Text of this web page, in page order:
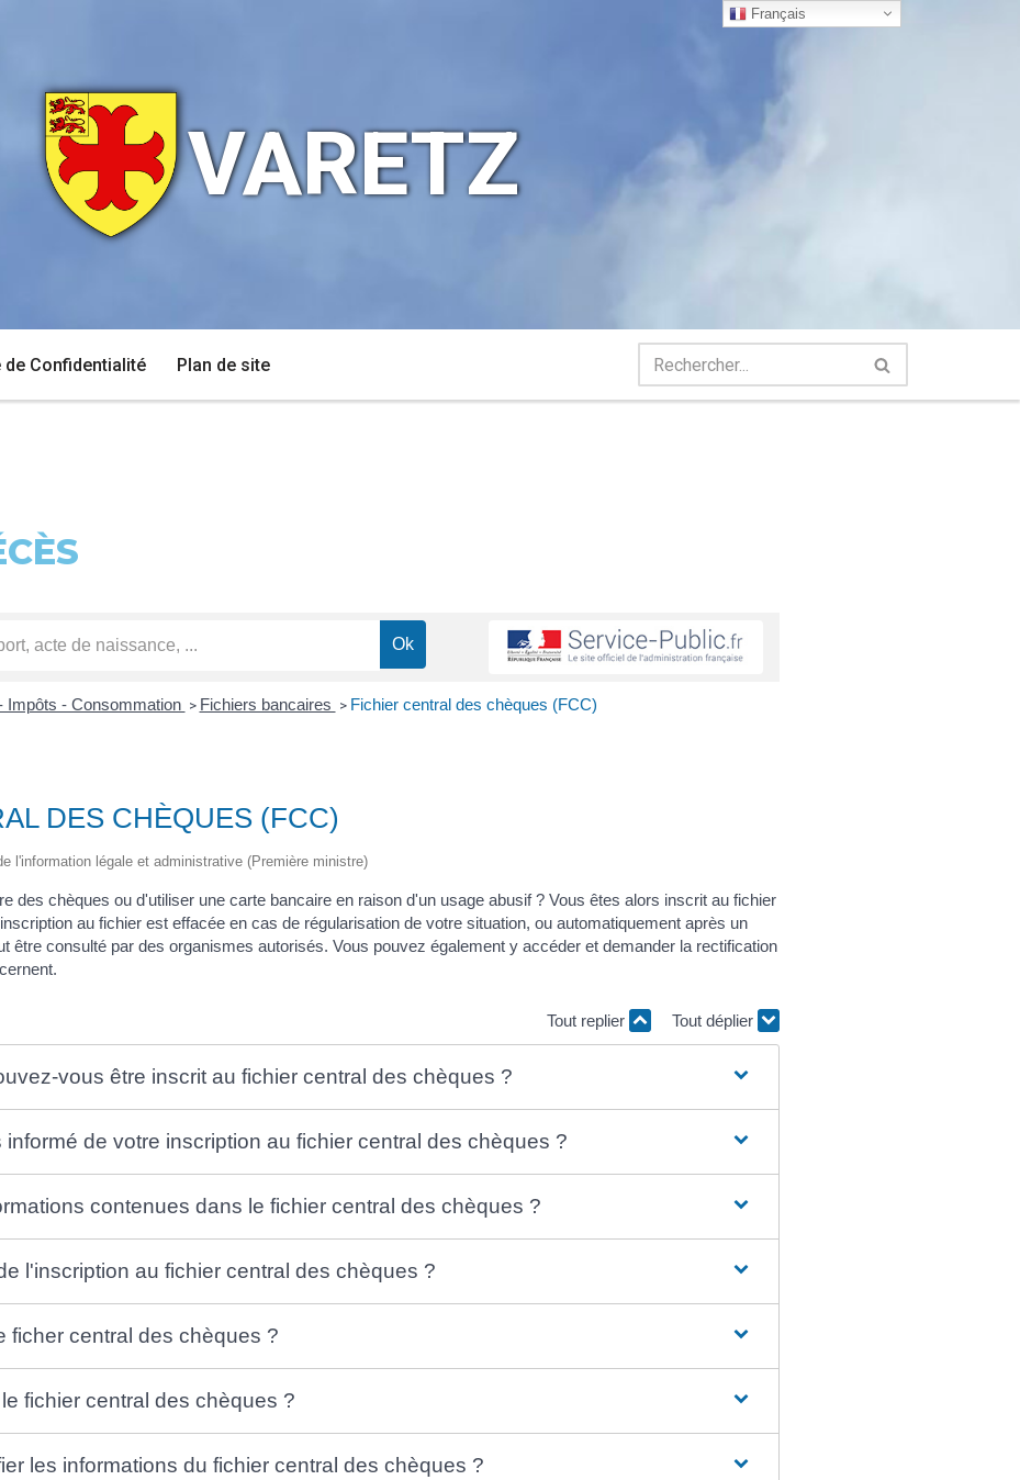
VARETZ
de Confidentialité Plan de site
Impôts - Consommation > Fichiers bancaires > Fichier central des chèques (FCC)
DES CHÈQUES (FCC)
l'information légale et administrative (Première ministre)
des chèques ou d'utiliser une carte bancaire en raison d'un usage abusif ? Vous êtes alors inscrit au fichier
au fichier est effacée en cas de régularisation de votre situation, ou automatiquement après un
être consulté par des organismes autorisés. Vous pouvez également y accéder et demander la rectification
Tout replier Tout déplier
vous être inscrit au fichier central des chèques ?
de votre inscription au fichier central des chèques ?
contenues dans le fichier central des chèques ?
l'inscription au fichier central des chèques ?
ficher central des chèques ?
fichier central des chèques ?
les informations du fichier central des chèques ?
Français